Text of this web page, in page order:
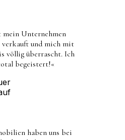
Unternehmen
und mich mit
völlig überrascht. Ich
begeistert!«
haben uns bei